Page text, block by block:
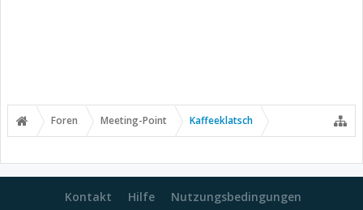
Foren Meeting-Point Kaffeeklatsch
Kontakt Hilfe Nutzungsbedingungen